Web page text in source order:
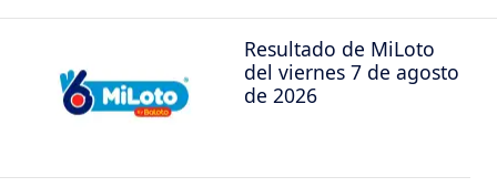
Resultado de MiLoto
del viernes 7 de agosto
de 2026